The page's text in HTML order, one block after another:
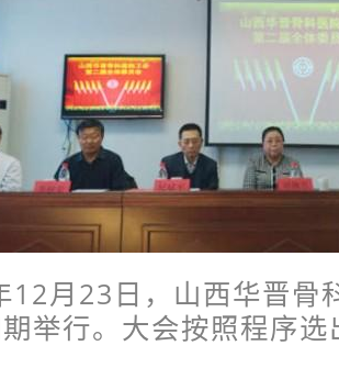
12月23日，山西华晋骨
举行。大会按照程序